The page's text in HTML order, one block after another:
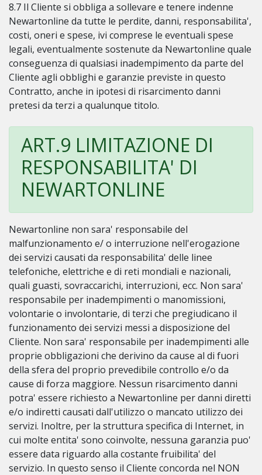
8.7 Il Cliente si obbliga a sollevare e tenere indenne
Newartonline da tutte le perdite, danni, responsabilita',
costi, oneri e spese, ivi comprese le eventuali spese
legali, eventualmente sostenute da Newartonline quale
conseguenza di qualsiasi inadempimento da parte del
Cliente agli obblighi e garanzie previste in questo
Contratto, anche in ipotesi di risarcimento danni
pretesi da terzi a qualunque titolo.
ART.9 LIMITAZIONE DI
RESPONSABILITA' DI
NEWARTONLINE
Newartonline non sara' responsabile del
malfunzionamento e/ o interruzione nell'erogazione
dei servizi causati da responsabilita' delle linee
telefoniche, elettriche e di reti mondiali e nazionali,
quali guasti, sovraccarichi, interruzioni, ecc. Non sara'
responsabile per inadempimenti o manomissioni,
volontarie o involontarie, di terzi che pregiudicano il
funzionamento dei servizi messi a disposizione del
Cliente. Non sara' responsabile per inadempimenti alle
proprie obbligazioni che derivino da cause al di fuori
della sfera del proprio prevedibile controllo e/o da
cause di forza maggiore. Nessun risarcimento danni
potra' essere richiesto a Newartonline per danni diretti
e/o indiretti causati dall'utilizzo o mancato utilizzo dei
servizi. Inoltre, per la struttura specifica di Internet, in
cui molte entita' sono coinvolte, nessuna garanzia puo'
essere data riguardo alla costante fruibilita' del
servizio. In questo senso il Cliente concorda nel NON